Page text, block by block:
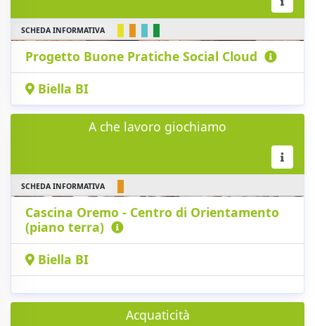
SCHEDA INFORMATIVA
Progetto Buone Pratiche Social Cloud
Biella BI
A che lavoro giochiamo
SCHEDA INFORMATIVA
Cascina Oremo - Centro di Orientamento
(piano terra)
Biella BI
Acquaticità